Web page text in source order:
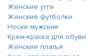
Женские угги
Женские футболки
Носки мужские
Крем-краска для обуви
Женские платья